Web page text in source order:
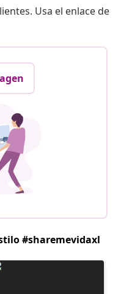
Usa el enlace de
#sharemevidaxl